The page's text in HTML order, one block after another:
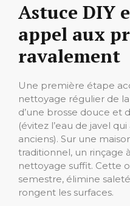
Astuce DIY
appel aux
ravalement
Une première étape
nettoyage régulier de
d’une brosse douce et
(évitez l’eau de javel
anciens). Sur une
traditionnel, un rinçage
nettoyage suffit. Cette
semestre, élimine
rongent les surfaces.